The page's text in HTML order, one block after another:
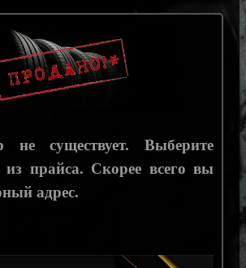
не существует. Выберите
из прайса. Скорее всего вы
адрес.